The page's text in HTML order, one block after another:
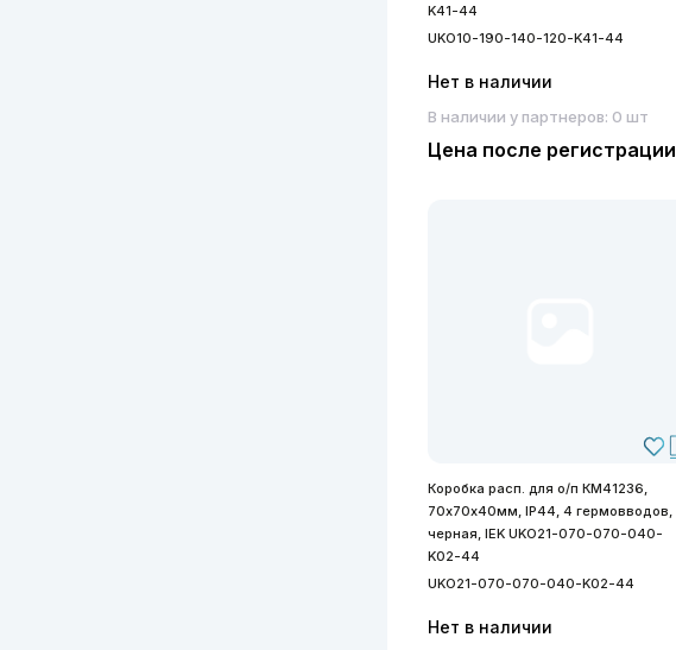
K41-44
UKO10-190-140-120-K41-44
Нет в наличии
В наличии у партнеров: 0 шт
Цена после регистрации
Коробка расп. для о/п КМ41236,
70х70х40мм, IP44, 4 гермовводов,
черная, IEK UKO21-070-070-040-
K02-44
UKO21-070-070-040-K02-44
Нет в наличии